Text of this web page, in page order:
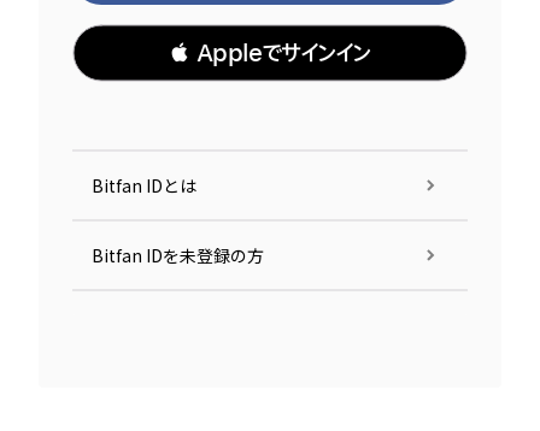
 Appleでサインイン
Bitfan IDとは
Bitfan IDを未登録の方